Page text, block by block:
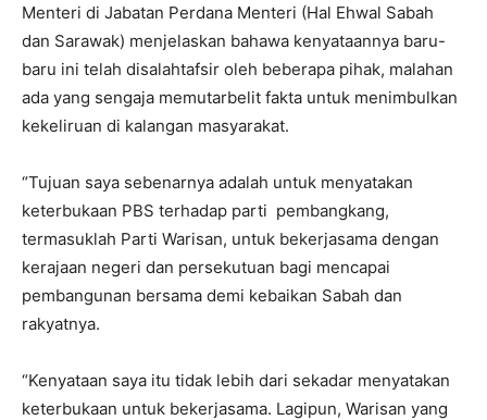
Menteri di Jabatan Perdana Menteri (Hal Ehwal Sabah
dan Sarawak) menjelaskan bahawa kenyataannya baru-
baru ini telah disalahtafsir oleh beberapa pihak, malahan
ada yang sengaja memutarbelit fakta untuk menimbulkan
kekeliruan di kalangan masyarakat.
“Tujuan saya sebenarnya adalah untuk menyatakan
keterbukaan PBS terhadap parti pembangkang,
termasuklah Parti Warisan, untuk bekerjasama dengan
kerajaan negeri dan persekutuan bagi mencapai
pembangunan bersama demi kebaikan Sabah dan
rakyatnya.
“Kenyataan saya itu tidak lebih dari sekadar menyatakan
keterbukaan untuk bekerjasama. Lagipun, Warisan yang